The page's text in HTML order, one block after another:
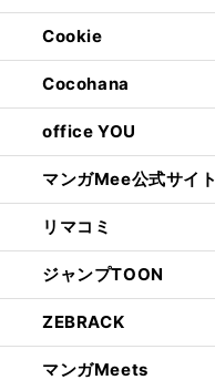
Cookie
Cocohana
office YOU
マンガMee公式サイト
リマコミ
ジャンプTOON
ZEBRACK
マンガMeets